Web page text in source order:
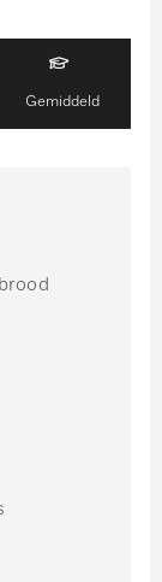
Gemiddeld